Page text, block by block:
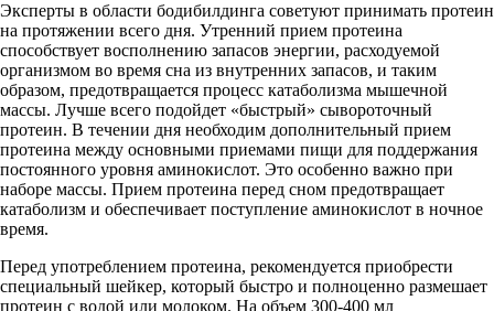
Эксперты в области бодибилдинга советуют принимать протеин
на протяжении всего дня. Утренний прием протеина
способствует восполнению запасов энергии, расходуемой
организмом во время сна из внутренних запасов, и таким
образом, предотвращается процесс катаболизма мышечной
массы. Лучше всего подойдет «быстрый» сывороточный
протеин. В течении дня необходим дополнительный прием
протеина между основными приемами пищи для поддержания
постоянного уровня аминокислот. Это особенно важно при
наборе массы. Прием протеина перед сном предотвращает
катаболизм и обеспечивает поступление аминокислот в ночное
время.
Перед употреблением протеина, рекомендуется приобрести
специальный шейкер, который быстро и полноценно размешает
протеин с водой или молоком. На объем 300-400 мл